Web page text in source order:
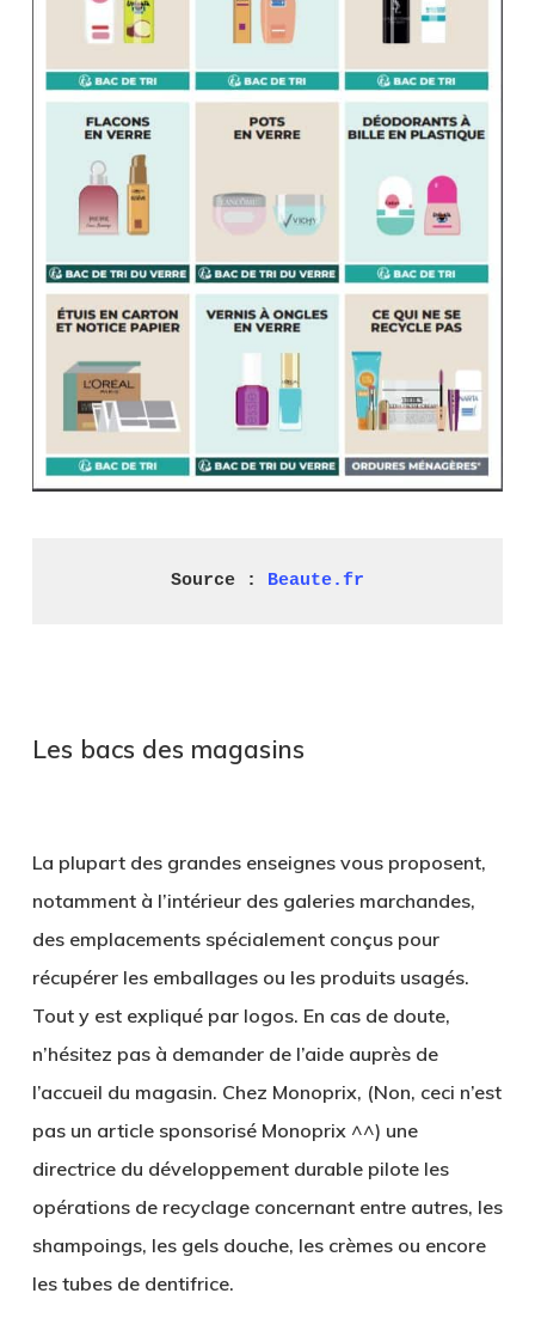
Source : Beaute.fr
Les bacs des magasins
La plupart des grandes enseignes vous proposent,
notamment à l’intérieur des galeries marchandes,
des emplacements spécialement conçus pour
récupérer les emballages ou les produits usagés.
Tout y est expliqué par logos. En cas de doute,
n’hésitez pas à demander de l’aide auprès de
l’accueil du magasin. Chez Monoprix, (Non, ceci n’est
pas un article sponsorisé Monoprix ^^) une
directrice du développement durable pilote les
opérations de recyclage concernant entre autres, les
shampoings, les gels douche, les crèmes ou encore
les tubes de dentifrice.